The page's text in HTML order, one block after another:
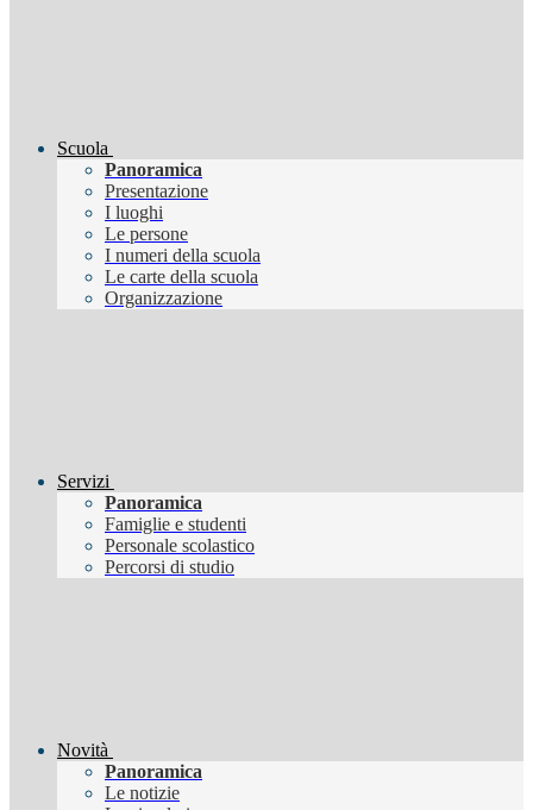
Scuola
Panoramica
Presentazione
I luoghi
Le persone
I numeri della scuola
Le carte della scuola
Organizzazione
Servizi
Panoramica
Famiglie e studenti
Personale scolastico
Percorsi di studio
Novità
Panoramica
Le notizie